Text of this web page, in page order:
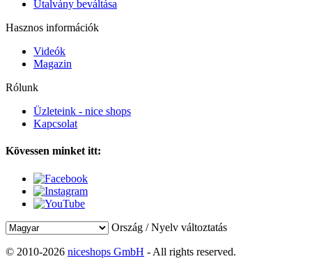
Utalvány beváltása
Hasznos információk
Videók
Magazin
Rólunk
Üzleteink - nice shops
Kapcsolat
Kövessen minket itt:
Ország / Nyelv változtatás
© 2010-2026 niceshops GmbH - All rights reserved.